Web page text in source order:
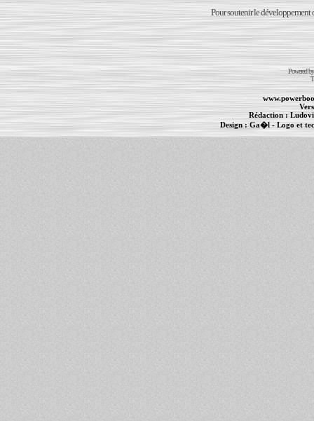
Pour soutenir le développement
Powered
Rédaction :
Design :Ga�l- Logo et
PowerBook